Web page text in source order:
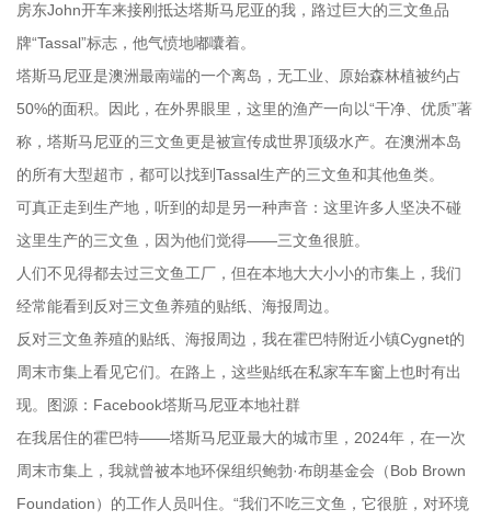
房东John开车来接刚抵达塔斯马尼亚的我，路过巨大的三文鱼品
牌“Tassal”标志，他气愤地嘟囔着。
塔斯马尼亚是澳洲最南端的一个离岛，无工业、原始森林植被约占
50%的面积。因此，在外界眼里，这里的渔产一向以“干净、优质”著
称，塔斯马尼亚的三文鱼更是被宣传成世界顶级水产。在澳洲本岛
的所有大型超市，都可以找到Tassal生产的三文鱼和其他鱼类。
可真正走到生产地，听到的却是另一种声音：这里许多人坚决不碰
这里生产的三文鱼，因为他们觉得——三文鱼很脏。
人们不见得都去过三文鱼工厂，但在本地大大小小的市集上，我们
经常能看到反对三文鱼养殖的贴纸、海报周边。
反对三文鱼养殖的贴纸、海报周边，我在霍巴特附近小镇Cygnet的
周末市集上看见它们。在路上，这些贴纸在私家车车窗上也时有出
现。图源：Facebook塔斯马尼亚本地社群
在我居住的霍巴特——塔斯马尼亚最大的城市里，2024年，在一次
周末市集上，我就曾被本地环保组织鲍勃·布朗基金会（Bob Brown
Foundation）的工作人员叫住。“我们不吃三文鱼，它很脏，对环境